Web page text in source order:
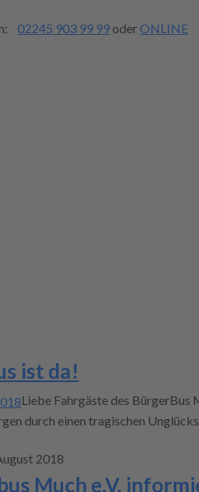
02245 903 99 99 oder ONLINE
ist da!
Liebe Fahrgäste des BürgerBus
durch einen tragischen
2018
Much e.V.